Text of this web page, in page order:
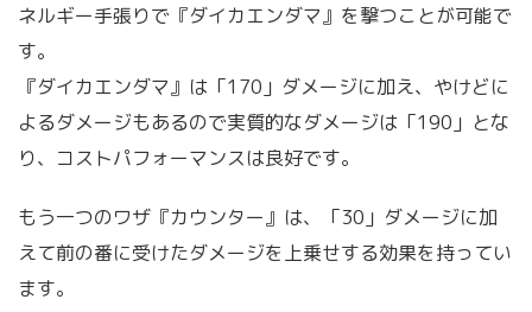
ネルギー手張りで『ダイカエンダマ』を撃つことが可能で
す。
『ダイカエンダマ』は「170」ダメージに加え、やけどに
よるダメージもあるので実質的なダメージは「190」とな
り、コストパフォーマンスは良好です。
もう一つのワザ『カウンター』は、「30」ダメージに加
えて前の番に受けたダメージを上乗せする効果を持ってい
ます。